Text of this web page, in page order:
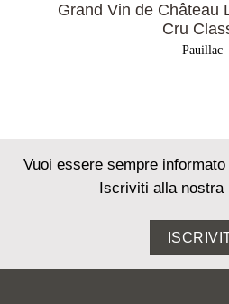
Grand Vin de Château
Cru
Pauillac
Vuoi essere sempre
Iscriviti alla nostra